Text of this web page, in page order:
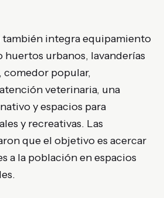
integra equipamiento
urbanos, lavanderías
comedor popular,
veterinaria, una
y espacios para
y recreativas. Las
que el objetivo es acercar
a la población en espacios